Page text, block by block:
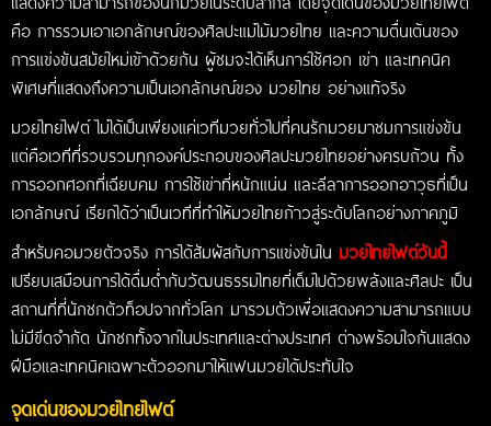
คือ การรวมเอาเอกลักษณ์ของศิลปะแม่ไม้มวยไทย และความตื่นเต้นของ
การแข่งขันสมัยใหม่เข้าด้วยกัน ผู้ชมจะได้เห็นการใช้ศอก เข่า และเทคนิค
พิเศษที่แสดงถึงความเป็นเอกลักษณ์ของ มวยไทย อย่างแท้จริง
มวยไทยไฟต์ไม่ได้เป็นเพียงแค่เวทีมวยทั่วไปที่คนรักมวยมาชมการแข่งขัน
แต่คือเวทีที่รวบรวมทุกองค์ประกอบของศิลปะมวยไทยอย่างครบถ้วน ทั้ง
การออกศอกที่เฉียบคม การใช้เข่าที่หนักแน่น และลีลาการออกอาวุธที่เป็น
เอกลักษณ์ เรียกได้ว่าเป็นเวทีที่ทำให้มวยไทยก้าวสู่ระดับโลกอย่างภาคภูมิ
สำหรับคอมวยตัวจริง การได้สัมผัสกับการแข่งขันใน มวยไทยไฟต์วันนี้
เปรียบเสมือนการได้ดื่มด่ำกับวัฒนธรรมไทยที่เต็มไปด้วยพลังและศิลปะ เป็น
สถานที่ที่นักชกตัวท็อปจากทั่วโลก มารวมตัวเพื่อแสดงความสามารถแบบ
ไม่มีขีดจำกัด นักชกทั้งจากในประเทศและต่างประเทศ ต่างพร้อมใจกันแสดง
ฝีมือและเทคนิคเฉพาะตัวออกมาให้แฟนมวยได้ประทับใจ
จุดเด่นของมวยไทยไฟต์